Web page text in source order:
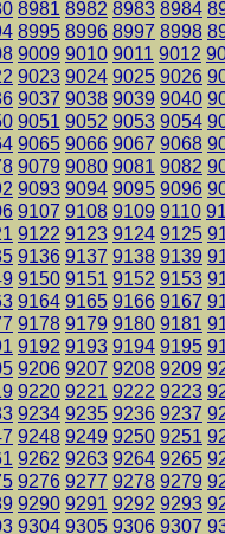
8981 8982 8983 8984
8995 8996 8997 8998
9009 9010 9011 9012
9023 9024 9025 9026
9037 9038 9039 9040
9051 9052 9053 9054
9065 9066 9067 9068
9079 9080 9081 9082
9093 9094 9095 9096
9107 9108 9109 9110
9122 9123 9124 9125
9136 9137 9138 9139
9150 9151 9152 9153
9164 9165 9166 9167
9178 9179 9180 9181
9192 9193 9194 9195
9206 9207 9208 9209
9220 9221 9222 9223
9234 9235 9236 9237
9248 9249 9250 9251
9262 9263 9264 9265
9276 9277 9278 9279
9290 9291 9292 9293
9304 9305 9306 9307